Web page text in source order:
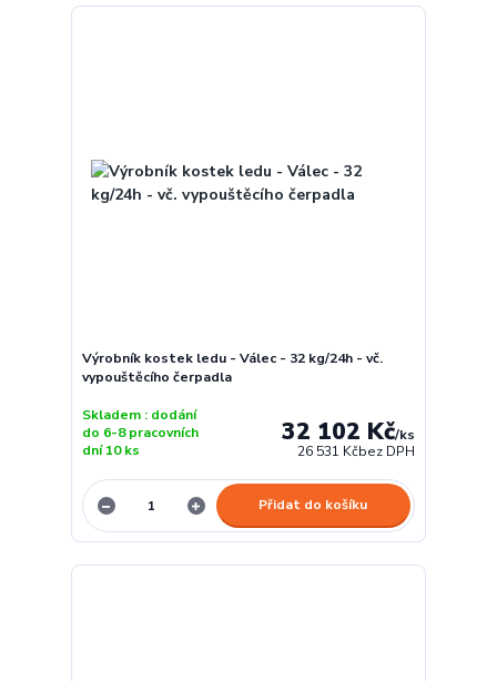
Výrobník kostek ledu - Válec - 32 kg/24h - vč.
vypouštěcího čerpadla
32 102 Kč/ks
26 531 Kčbez DPH
Skladem : dodání
do 6-8 pracovních
dní 10 ks
Přidat do košíku